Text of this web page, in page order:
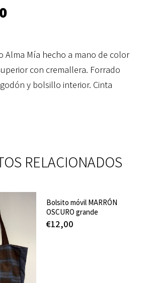
Alma Mía hecho a mano de color
con cremallera. Forrado
y bolsillo interior. Cinta
RELACIONADOS
Bolsito móvil MARRÓN
OSCURO grande
€12,00